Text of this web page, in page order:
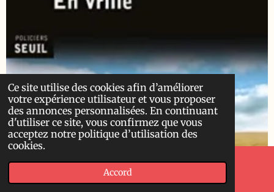
Ce site utilise des cookies afin d’améliorer
votre expérience utilisateur et vous proposer
des annonces personnalisées. En continuant
d'utiliser ce site, vous confirmez que vous
acceptez notre politique d’utilisation des
cookies.
Accord